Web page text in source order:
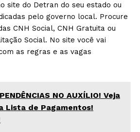
site do Detran do seu estado ou
pelo governo local. Procure
CNH Social, CNH Gratuita ou
Social. No site você vai
as regras e as vagas
PENDÊNCIAS NO AUXÍLIO! Veja
Lista de Pagamentos!